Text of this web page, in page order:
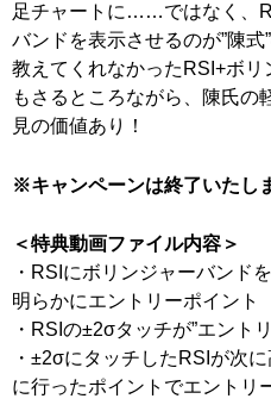
足チャートに……ではなく、
バンドを表示させるのが”陳式
教えてくれなかったRSI+ボリ
もさるところながら、陳氏の
見の価値あり！
※キャンペーンは終了いたし
＜特典動画ファイル内容＞
・RSIにボリンジャーバンド
明らかにエントリーポイント
・RSIの±2σタッチが”エント
・±2σにタッチしたRSIが次
に行ったポイントでエントリ